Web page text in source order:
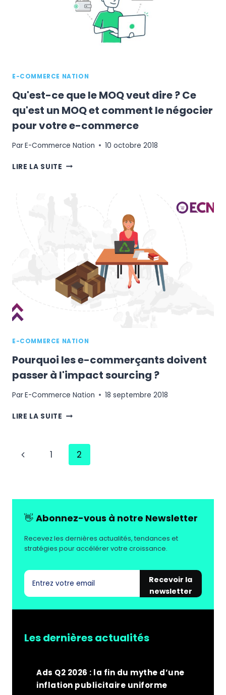
E-COMMERCE NATION
Qu'est-ce que le MOQ veut dire ? Ce
qu'est un MOQ et comment le négocier
pour votre e-commerce
ParE-Commerce Nation 10 octobre 2018
LIRE LA SUITE QU'EST-
QU'EST
UN
MOQ
ET
COMMENT
VOTRE
E-
COMMERCE
E-COMMERCE NATION
Pourquoi les e-commerçants doivent
passer à l'impact sourcing ?
ParE-Commerce Nation 18 septembre 2018
LIRE LA SUITE POURQUOI
COMMERÇANTS
DOIVENT
PASSER
SOURCING
Navigation
Page
1 2
👋 Abonnez-vous à notre Newsletter
Recevez les dernières actualités, tendances et
stratégies pour accélérer votre croissance.
Recevoir la
newsletter
Les dernières actualités
Ads Q2 2026 : la fin du mythe d’une
inflation publicitaire uniforme